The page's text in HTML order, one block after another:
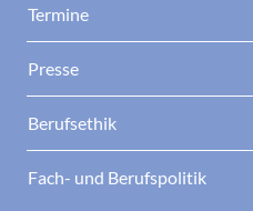
Termine
Presse
Berufsethik
Fach- und Berufspolitik